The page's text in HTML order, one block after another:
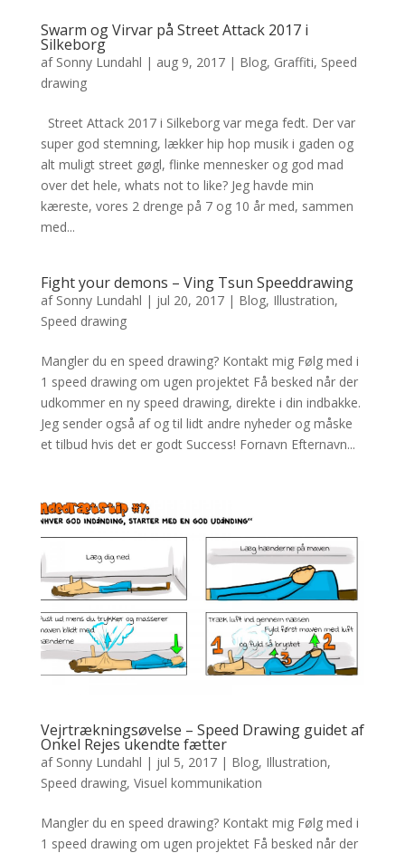
Swarm og Virvar på Street Attack 2017 i
Silkeborg
af Sonny Lundahl | aug 9, 2017| Blog, Graffiti, Speed
drawing
Street Attack 2017 i Silkeborg var mega fedt. Der var
super god stemning, lækker hip hop musik i gaden og
alt muligt street gøgl, flinke mennesker og god mad
over det hele, whats not to like? Jeg havde min
kæreste, vores 2 drenge på 7 og 10 år med, sammen
med...
Fight your demons – Ving Tsun Speeddrawing
af Sonny Lundahl | jul 20, 2017| Blog, Illustration,
Speed drawing
Mangler du en speed drawing? Kontakt mig Følg med i
1 speed drawing om ugen projektet Få besked når der
udkommer en ny speed drawing, direkte i din indbakke.
Jeg sender også af og til lidt andre nyheder og måske
et tilbud hvis det er godt Success! Fornavn Efternavn...
Vejrtrækningsøvelse – Speed Drawing guidet af
Onkel Rejes ukendte fætter
af Sonny Lundahl | jul 5, 2017| Blog, Illustration,
Speed drawing, Visuel kommunikation
Mangler du en speed drawing? Kontakt mig Følg med i
1 speed drawing om ugen projektet Få besked når der